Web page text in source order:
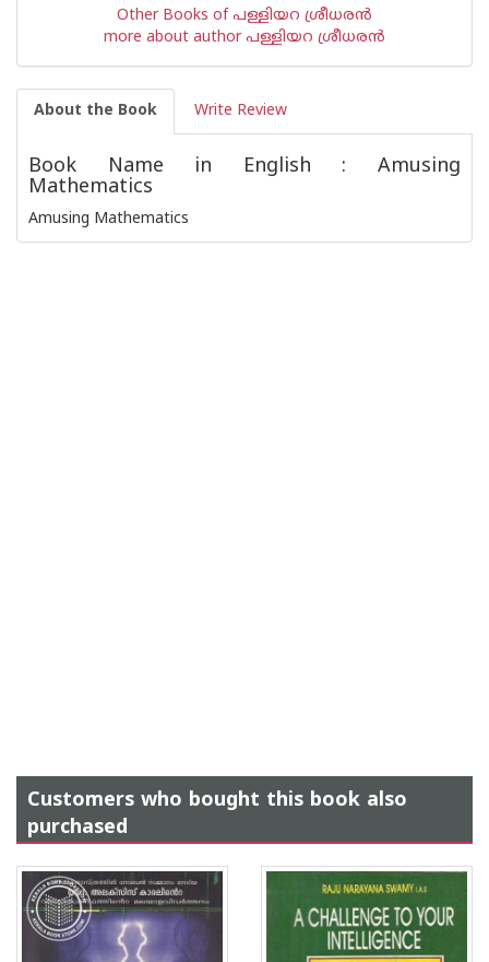
Other Books of പള്ളിയറ ശ്രീധര‌ന്‍
more about author പള്ളിയറ ശ്രീധര‌ന്‍
About the Book Write Review
Book Name in English : Amusing
Mathematics
Amusing Mathematics
Customers who bought this book also
purchased